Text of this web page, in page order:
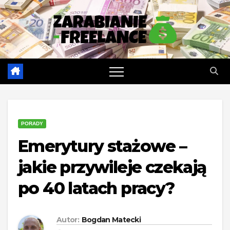
Skip
to
content
PORADY
Emerytury stażowe –
jakie przywileje czekają
po 40 latach pracy?
Autor: Bogdan Matecki